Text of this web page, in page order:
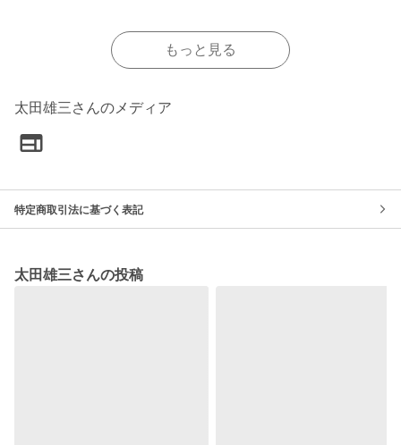
もっと見る
太田雄三さんのメディア
特定商取引法に基づく表記
太田雄三さんの投稿